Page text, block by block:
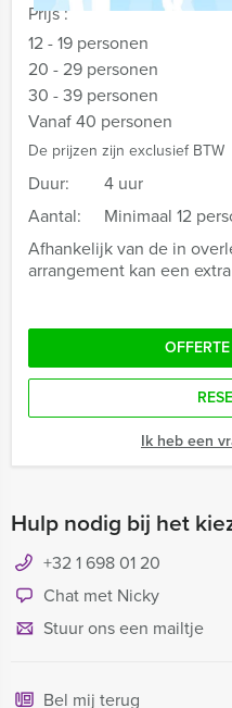
Prijs :
12 - 19 personen
20 - 29 personen
30 - 39 personen
Vanaf 40 personen
De prijzen zijn exclusief BTW
Duur:
4 uur
Aantal:
Minimaal 12
Afhankelijk van de in
arrangement kan een
Ik heb een
Hulp nodig bij het
+32 1 698 01 20
Chat met Nicky
Stuur ons een mailtje
Bel mij terug